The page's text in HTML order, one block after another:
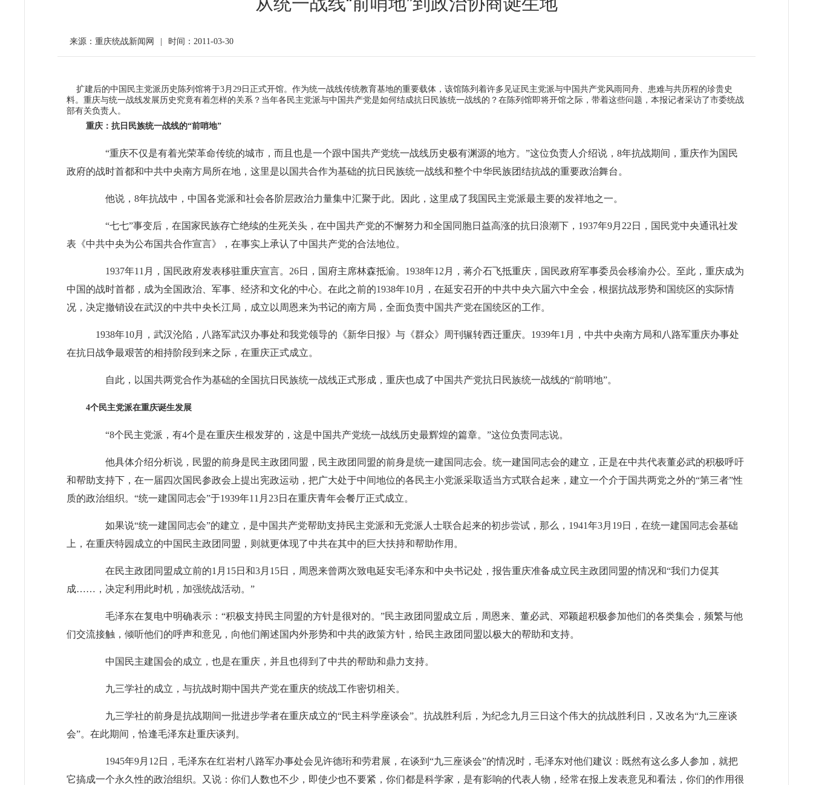
来源：重庆统战新闻网 时间：2011-03-30
扩建后的中国民主党派历史陈列馆将于3月29日正式开馆。作为统一战线传统教育基地的重要载体，该馆陈列着许多见证民主党派与中国共产党风雨同舟、患难与共历程的珍贵史
料。重庆与统一战线发展历史究竟有着怎样的关系？当年各民主党派与中国共产党是如何结成抗日民族统一战线的？在陈列馆即将开馆之际，带着这些问题，本报记者采访了市委统战
部有关负责人。
重庆：抗日民族统一战线的“前哨地”
“重庆不仅是有着光荣革命传统的城市，而且也是一个跟中国共产党统一战线历史极有渊源的地方。”这位负责人介绍说，8年抗战期间，重庆作为国民
政府的战时首都和中共中央南方局所在地，这里是以国共合作为基础的抗日民族统一战线和整个中华民族团结抗战的重要政治舞台。
他说，8年抗战中，中国各党派和社会各阶层政治力量集中汇聚于此。因此，这里成了我国民主党派最主要的发祥地之一。
“七七”事变后，在国家民族存亡绝续的生死关头，在中国共产党的不懈努力和全国同胞日益高涨的抗日浪潮下，1937年9月22日，国民党中央通讯社发
表《中共中央为公布国共合作宣言》，在事实上承认了中国共产党的合法地位。
1937年11月，国民政府发表移驻重庆宣言。26日，国府主席林森抵渝。1938年12月，蒋介石飞抵重庆，国民政府军事委员会移渝办公。至此，重庆成为
中国的战时首都，成为全国政治、军事、经济和文化的中心。在此之前的1938年10月，在延安召开的中共中央六届六中全会，根据抗战形势和国统区的实际情
况，决定撤销设在武汉的中共中央长江局，成立以周恩来为书记的南方局，全面负责中国共产党在国统区的工作。
1938年10月，武汉沦陷，八路军武汉办事处和我党领导的《新华日报》与《群众》周刊辗转西迁重庆。1939年1月，中共中央南方局和八路军重庆办事处
在抗日战争最艰苦的相持阶段到来之际，在重庆正式成立。
自此，以国共两党合作为基础的全国抗日民族统一战线正式形成，重庆也成了中国共产党抗日民族统一战线的“前哨地”。
4个民主党派在重庆诞生发展
“8个民主党派，有4个是在重庆生根发芽的，这是中国共产党统一战线历史最辉煌的篇章。”这位负责同志说。
他具体介绍分析说，民盟的前身是民主政团同盟，民主政团同盟的前身是统一建国同志会。统一建国同志会的建立，正是在中共代表董必武的积极呼吁
和帮助支持下，在一届四次国民参政会上提出宪政运动，把广大处于中间地位的各民主小党派采取适当方式联合起来，建立一个介于国共两党之外的“第三者”性
质的政治组织。“统一建国同志会”于1939年11月23日在重庆青年会餐厅正式成立。
如果说“统一建国同志会”的建立，是中国共产党帮助支持民主党派和无党派人士联合起来的初步尝试，那么，1941年3月19日，在统一建国同志会基础
上，在重庆特园成立的中国民主政团同盟，则就更体现了中共在其中的巨大扶持和帮助作用。
在民主政团同盟成立前的1月15日和3月15日，周恩来曾两次致电延安毛泽东和中央书记处，报告重庆准备成立民主政团同盟的情况和“我们力促其
成……，决定利用此时机，加强统战活动。”
毛泽东在复电中明确表示：“积极支持民主同盟的方针是很对的。”民主政团同盟成立后，周恩来、董必武、邓颖超积极参加他们的各类集会，频繁与他
们交流接触，倾听他们的呼声和意见，向他们阐述国内外形势和中共的政策方针，给民主政团同盟以极大的帮助和支持。
中国民主建国会的成立，也是在重庆，并且也得到了中共的帮助和鼎力支持。
九三学社的成立，与抗战时期中国共产党在重庆的统战工作密切相关。
九三学社的前身是抗战期间一批进步学者在重庆成立的“民主科学座谈会”。抗战胜利后，为纪念九月三日这个伟大的抗战胜利日，又改名为“九三座谈
会”。在此期间，恰逢毛泽东赴重庆谈判。
1945年9月12日，毛泽东在红岩村八路军办事处会见许德珩和劳君展，在谈到“九三座谈会”的情况时，毛泽东对他们建议：既然有这么多人参加，就把
它搞成一个永久性的政治组织。又说：你们人数也不少，即使少也不要紧，你们都是科学家，是有影响的代表人物，经常在报上发表意见和看法，你们的作用很